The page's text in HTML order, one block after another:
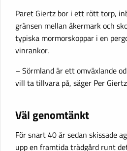
Paret Giertz bor i ett rött torp,
gränsen mellan åkermark och
typiska mormorskoppar i en
vinrankor.
– Sörmland är ett omväxlande
vill ta tillvara på, säger Per
Väl genomtänkt
För snart 40 år sedan skissade
upp en framtida trädgård runt